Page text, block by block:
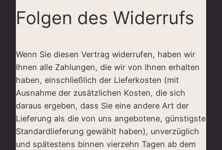
Folgen des Widerrufs
Wenn Sie diesen Vertrag widerrufen, haben wir
Ihnen alle Zahlungen, die wir von Ihnen erhalten
haben, einschließlich der Lieferkosten (mit
Ausnahme der zusätzlichen Kosten, die sich
daraus ergeben, dass Sie eine andere Art der
Lieferung als die von uns angebotene, günstigste
Standardlieferung gewählt haben), unverzüglich
und spätestens binnen vierzehn Tagen ab dem